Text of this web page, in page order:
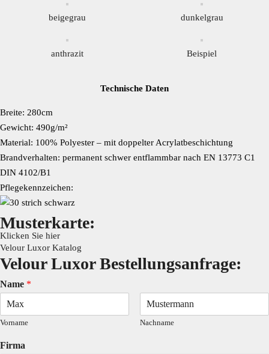
beigegrau dunkelgrau
anthrazit Beispiel
Technische Daten
Breite: 280cm
Gewicht: 490g/m²
Material: 100% Polyester – mit doppelter Acrylatbeschichtung
Brandverhalten: permanent schwer entflammbar nach EN 13773 C1
DIN 4102/B1
Pflegekennzeichen:
Musterkarte:
Klicken Sie hier
Velour Luxor Katalog
Velour Luxor Bestellungsanfrage:
Name *
Vorname Nachname
Firma